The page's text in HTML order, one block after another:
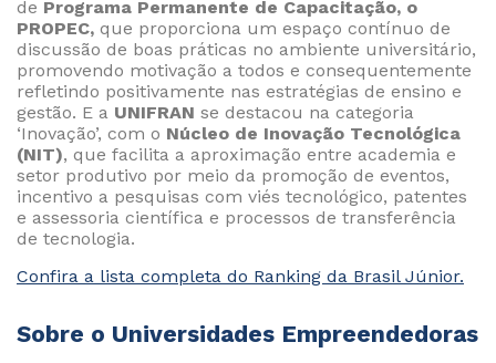
de Programa Permanente de Capacitação, o
PROPEC, que proporciona um espaço contínuo de
discussão de boas práticas no ambiente universitário,
promovendo motivação a todos e consequentemente
refletindo positivamente nas estratégias de ensino e
gestão. E a UNIFRAN se destacou na categoria
‘Inovação’, com o Núcleo de Inovação Tecnológica
(NIT), que facilita a aproximação entre academia e
setor produtivo por meio da promoção de eventos,
incentivo a pesquisas com viés tecnológico, patentes
e assessoria científica e processos de transferência
de tecnologia.
Confira a lista completa do Ranking da Brasil Júnior.
Sobre o Universidades Empreendedoras